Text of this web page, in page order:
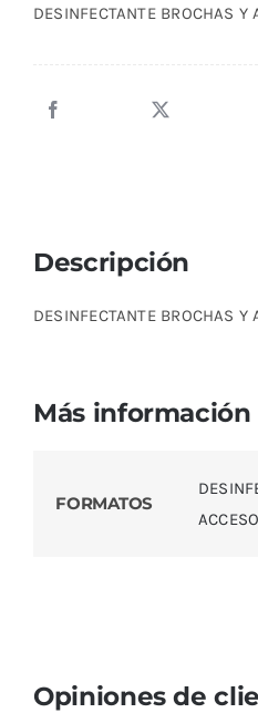
ACCESORIOS
DESINFECTANTE BROCHAS Y
Descripción
DESINFECTANTE BROCHAS Y
Más información
FORMATOS
Opiniones de